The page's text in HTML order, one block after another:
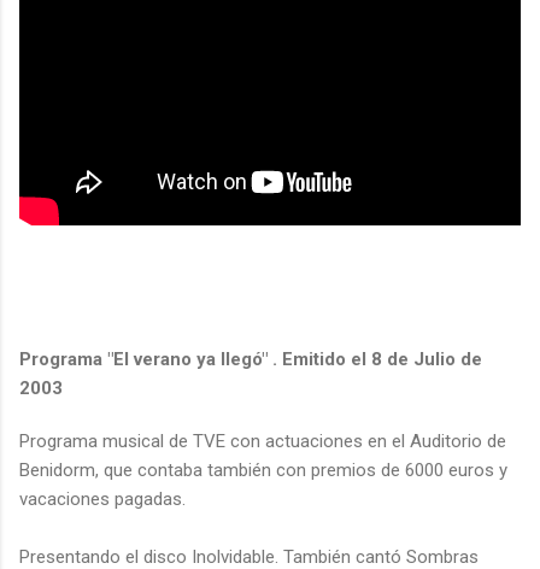
Programa "El verano ya llegó" . Emitido el 8 de Julio de
2003
Programa musical de TVE con actuaciones en el Auditorio de
Benidorm, que contaba también con premios de 6000 euros y
vacaciones pagadas.
Presentando el disco Inolvidable. También cantó Sombras